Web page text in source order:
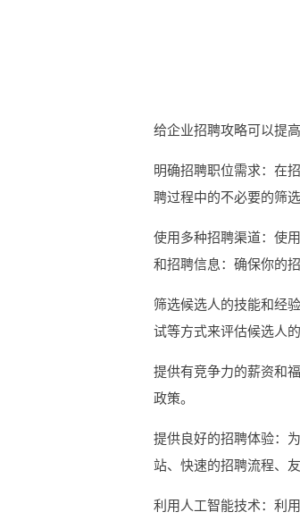
给企业招聘攻略可以提
明确招聘职位需求：在
聘过程中的不必要的筛选
使用多种招聘渠道：使
和招聘信息：确保你的
筛选候选人的技能和经
试等方式来评估候选人
提供有竞争力的薪资和
政策。
提供良好的招聘体验：
站、快速的招聘流程、
利用人工智能技术：利